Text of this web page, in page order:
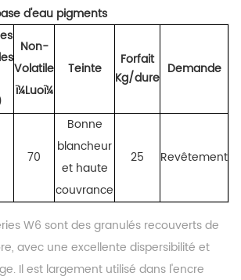
d'eau pigments
Non-
Volatile
ï¼Luoï¼
Teinte
Forfait
Kg/dure
Demande
70
Bonne
blancheur
et haute
couvrance
25 Revêtement
W6 sont desgranulés recouverts de
avec une excellente dispersibilité et
Il est largement utilisé dans l'encre